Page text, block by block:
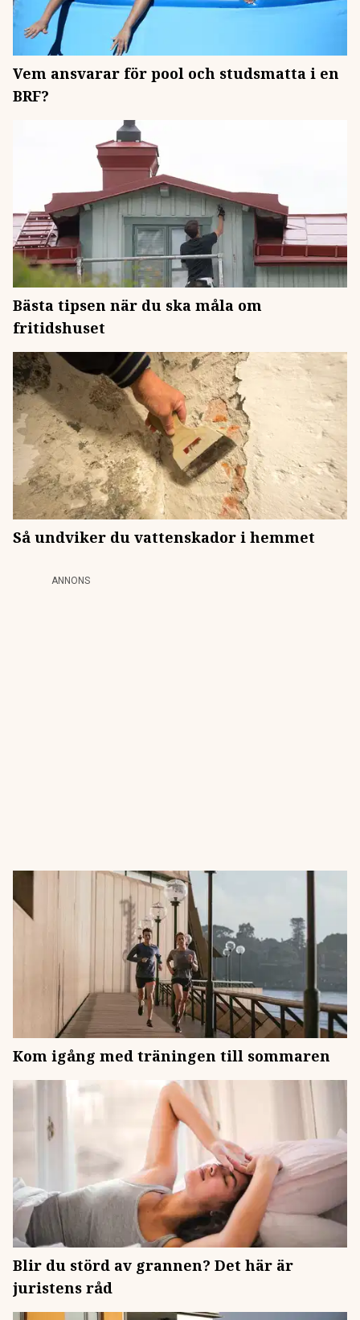
Vem ansvarar för pool och studsmatta i en
BRF?
Bästa tipsen när du ska måla om
fritidshuset
Så undviker du vattenskador i hemmet
ANNONS
Kom igång med träningen till sommaren
Blir du störd av grannen? Det här är
juristens råd